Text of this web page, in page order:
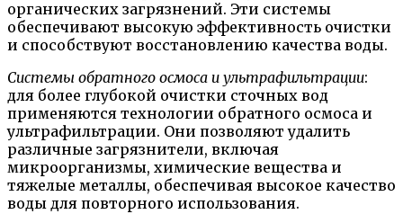
органических загрязнений. Эти системы
обеспечивают высокую эффективность очистки
и способствуют восстановлению качества воды.
Системы обратного осмоса и ультрафильтрации:
для более глубокой очистки сточных вод
применяются технологии обратного осмоса и
ультрафильтрации. Они позволяют удалить
различные загрязнители, включая
микроорганизмы, химические вещества и
тяжелые металлы, обеспечивая высокое качество
воды для повторного использования.